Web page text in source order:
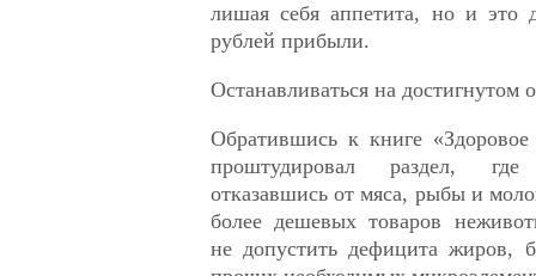
лишая себя аппетита, но и это
рублей прибыли.
Останавливаться на достигнутом
Обратившись к книге
проштудировал раздел,
отказавшись от мяса, рыбы и
более дешевых товаров
не допустить дефицита жиров,